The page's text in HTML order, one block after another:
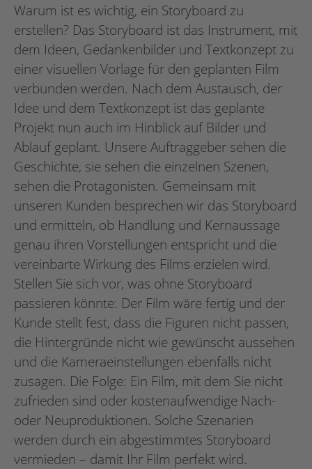
Warum ist es wichtig, ein Storyboard zu
erstellen? Das Storyboard ist das Instrument, mit
dem Ideen, Gedankenbilder und Textkonzept zu
einer visuellen Vorlage für den geplanten Film
verbunden werden. Nach dem Austausch, der
Idee und dem Textkonzept ist das geplante
Projekt nun auch im Hinblick auf Bilder und
Ablauf geplant. Unsere Auftraggeber sehen die
Geschichte, sie sehen die einzelnen Szenen,
sehen die Protagonisten. Gemeinsam mit
unseren Kunden besprechen wir das Storyboard
und ermitteln, ob Handlung und Kernaussage
genau ihren Vorstellungen entspricht und die
vereinbarte Wirkung des Films erzielen wird.
Stellen Sie sich vor, was ohne Storyboard
passieren könnte: Der Film wäre fertig und der
Kunde stellt fest, dass die Figuren nicht passen,
die Hintergründe nicht wie gewünscht aussehen
und die Kameraeinstellungen ebenfalls nicht
zusagen. Die Folge: Ein Film, mit dem Sie nicht
zufrieden sind oder kostenaufwendige Nach-
oder Neuproduktionen. Solche Szenarien
werden durch ein abgestimmtes Storyboard
vermieden – damit Ihr Film perfekt wird.